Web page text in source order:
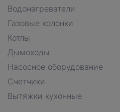
Водонагреватели
Газовые колонки
Котлы
Дымоходы
Насосное оборудование
Счетчики
Вытяжки кухонные